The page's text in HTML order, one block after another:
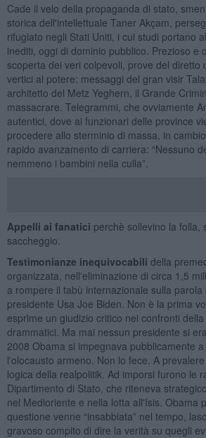
Cade il velo della propaganda di stato,
storica dell'intellettuale Taner Akçam,
rifugiato negli Stati Uniti, i cui studi portano
inediti, oggi di dominio pubblico. Prezioso e
scoperta dei veri colpevoli, prove del diretto
vertici al potere: messaggi del gran visir
architetto del Metz Yeghern, il Grande
massacrare. Telegrammi, che ovviamente
autentici, dove ai funzionari delle province
procedere allo sterminio di massa, in
rapido avanzamento di carriera: “Nessuno
nemmeno i bambini nella culla”.
Appelli ai fanatici perchè sollevino la folla,
saccheggio.
Testimonianze inequivocabili della
organizzata, nell'eliminazione di circa 1,5
a rompere il tabù internazionale sulla
presidente Usa Joe Biden. Non è la prima
esprime un giudizio critico nei confronti
drammatici. Ma mai nessun presidente si
2008 Obama si impegnava pubblicamente
l'olocausto armeno. Non lo fece. A
logica della realpolitik. Ad imporsi furono le
Dipartimento di Stato, che riteneva
nel Medioriente e nella lotta all'Isis. Obama
questione venne “insabbiata” nel tempo,
gravoso compito di dire la verità su quegli